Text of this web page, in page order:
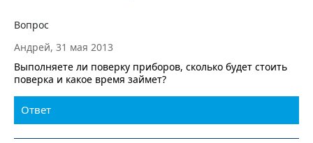
Вопрос
Андрей, 31 мая 2013
Выполняете ли поверку приборов, сколько будет стоить
поверка и какое время займет?
Ответ